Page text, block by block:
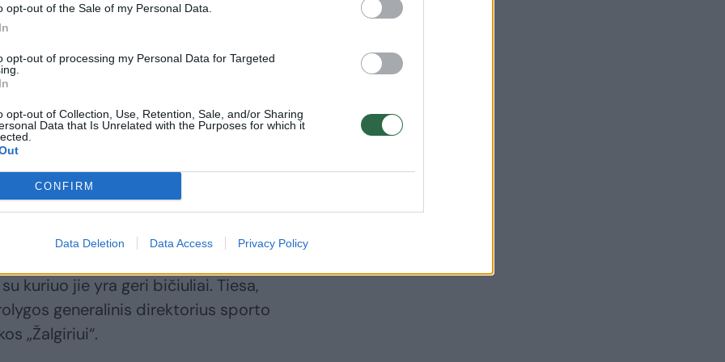
opt-out of the Sale of my Personal Data.
opt-out of processing my Personal Data for Targeted
opt-out of Collection, Use, Retention, Sale, and/or Sharing
Data that Is Unrelated with the Purposes for which it
CONFIRM
Data Deletion Data Access Privacy Policy
grupei priklauso 25 proc.
Rokui Pakėnui T.Okmanas
klubo akcijų paketo išsidalinimo
„Žalgirio“ grupės akcijų. Likusi dalis,
P.Motiejūno, o kas yra susiję su
„Pikenrolo klubas“ kalbėjo
glaudžius santykius su buvusiu
kuriuo jie yra geri bičiuliai. Tiesa,
generalinis direktorius sporto
„Žalgiriui“.